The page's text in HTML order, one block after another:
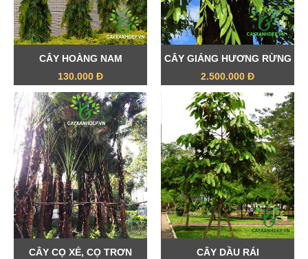
CÂY HOÀNG NAM
130.000 Đ
CÂY GIÁNG HƯƠNG RỪNG
2.500.000 Đ
CÂY CỌ XẺ, CỌ TRƠN
CÂY DẦU RÁI